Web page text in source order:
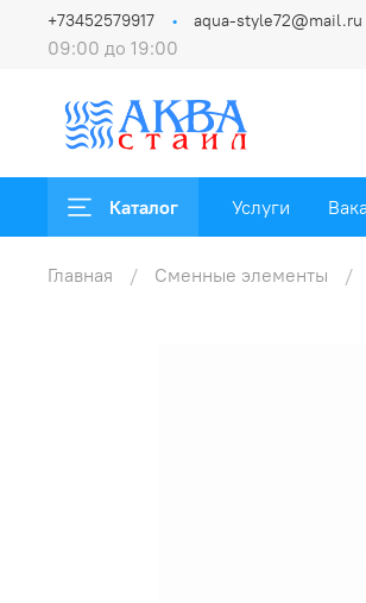
09:00 до 19:00
+73452579917 aqua-style72@mail.ru
Каталог Услуги
Главная Сменные элементы